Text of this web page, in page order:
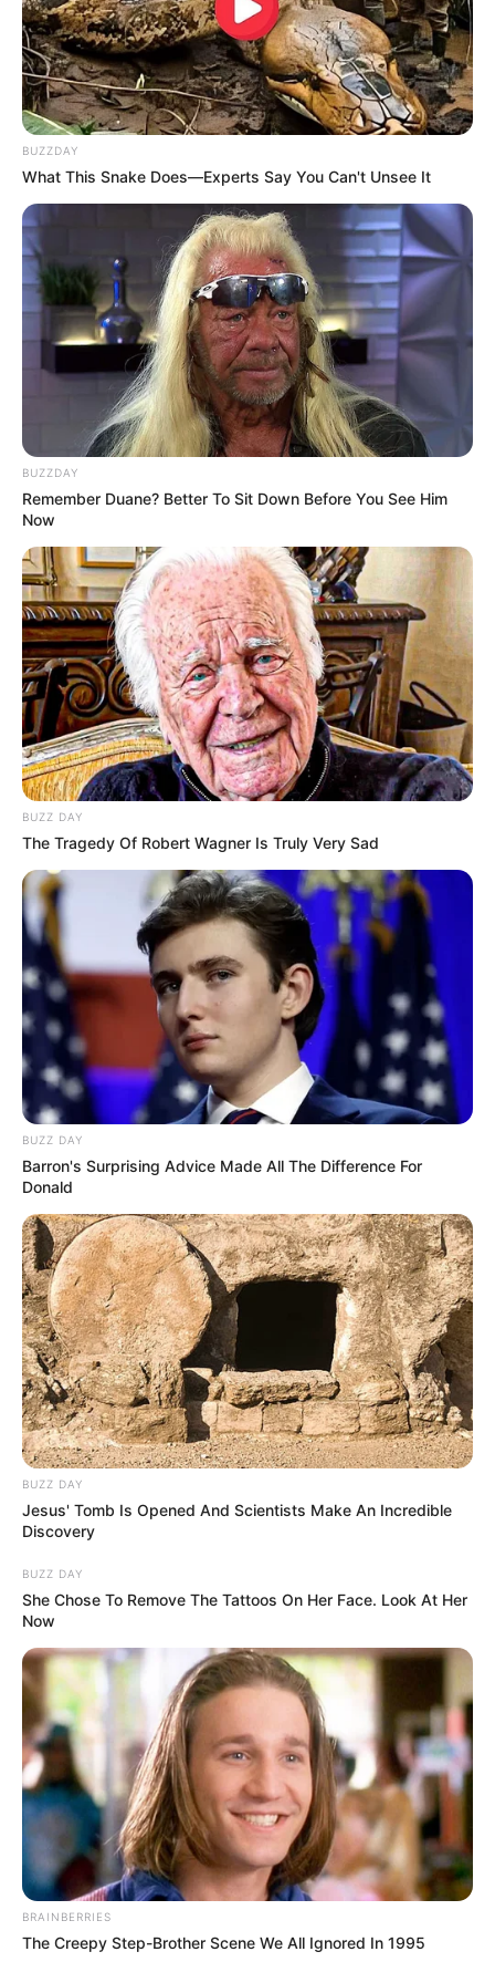
BUZZDAY
What This Snake Does—Experts Say You Can't Unsee It
BUZZDAY
Remember Duane? Better To Sit Down Before You See Him
Now
BUZZ DAY
The Tragedy Of Robert Wagner Is Truly Very Sad
BUZZ DAY
Barron's Surprising Advice Made All The Difference For
Donald
BUZZ DAY
Jesus' Tomb Is Opened And Scientists Make An Incredible
Discovery
BUZZ DAY
She Chose To Remove The Tattoos On Her Face. Look At Her
Now
BRAINBERRIES
The Creepy Step-Brother Scene We All Ignored In 1995